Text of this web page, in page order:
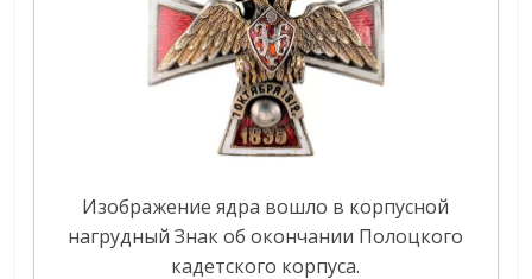
Изображение ядра вошло в корпусной
нагрудный Знак об окончании Полоцкого
кадетского корпуса.